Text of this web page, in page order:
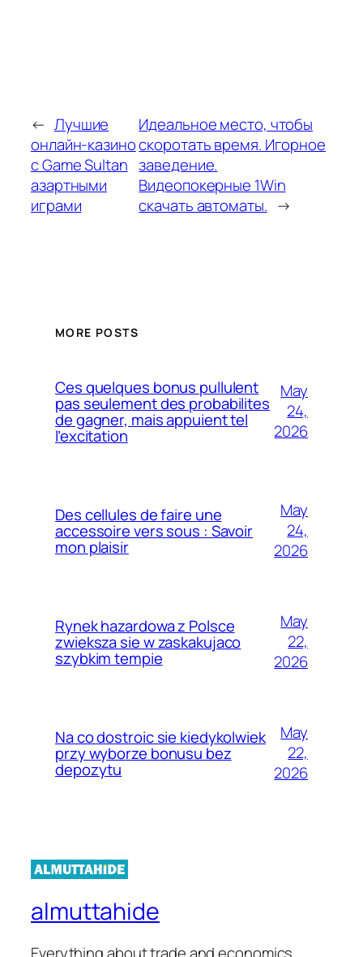
← Лучшие
онлайн-казино
с Game Sultan
азартными
играми
Идеальное место, чтобы
скоротать время. Игорное
заведение.
Видеопокерные 1Win
скачать автоматы. →
MORE POSTS
Ces quelques bonus pullulent
pas seulement des probabilites
de gagner, mais appuient tel
l’excitation
May
24,
2026
Des cellules de faire une
accessoire vers sous : Savoir
mon plaisir
May
24,
2026
Rynek hazardowa z Polsce
zwieksza sie w zaskakujaco
szybkim tempie
May
22,
2026
Na co dostroic sie kiedykolwiek
przy wyborze bonusu bez
depozytu
May
22,
2026
almuttahide